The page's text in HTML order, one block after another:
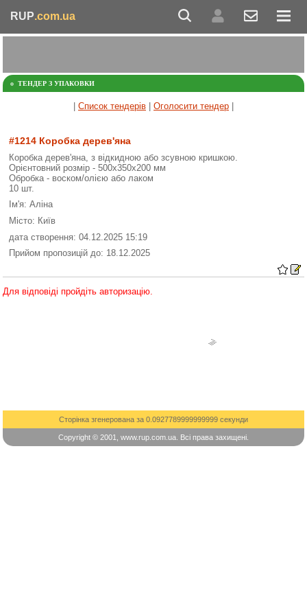
RUP.com.ua
ТЕНДЕР З УПАКОВКИ
Список тендерів Оголосити тендер
#1214 Коробка дерев'яна
Коробка дерев'яна, з відкидною або зсувною кришкою.
Орієнтовний розмір - 500х350х200 мм
Обробка - воском/олією або лаком
10 шт.
Ім'я: Аліна
Місто: Київ
дата створення: 04.12.2025 15:19
Прийом пропозицій до: 18.12.2025
Для відповіді пройдіть авторизацію.
Сторінка згенерована за 0.0927789999999999 секунди
Copyright © 2001, www.rup.com.ua. Всі права захищені.